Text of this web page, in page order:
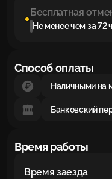
Бесплатная
Не менее чем за 72
Способ оплаты
Наличными на
Банковский
Время работы
Время заезда